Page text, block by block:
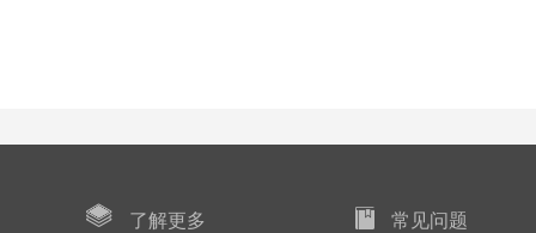
了解更多 常见问题